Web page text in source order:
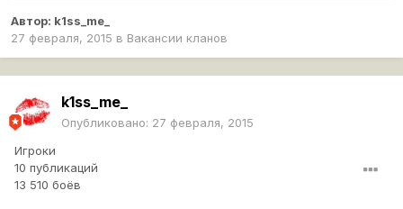
Автор: k1ss_me_
27 февраля, 2015 в Вакансии кланов
k1ss_me_
Опубликовано: 27 февраля, 2015
Игроки
10 публикаций
13 510 боёв